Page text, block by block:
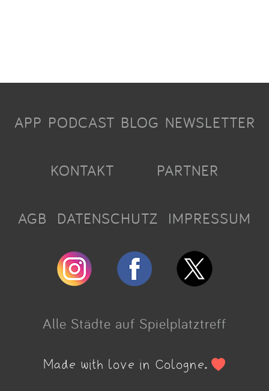
APP PODCAST BLOG NEWSLETTER
KONTAKT PARTNER
AGB DATENSCHUTZ IMPRESSUM
Alle Städte auf Spielplatztreff
Made with love in Cologne.